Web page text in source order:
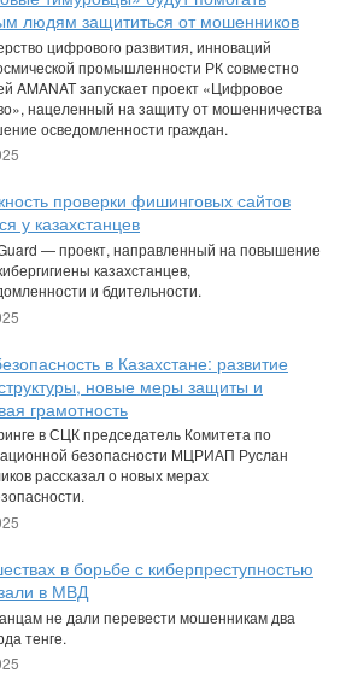
людям защититься от мошенников
цифрового развития, инноваций
промышленности РК совместно
AMANAT запускает проект «Цифровое
нацеленный на защиту от мошенничества
осведомленности граждан.
проверки фишинговых сайтов
у казахстанцев
— проект, направленный на повышение
казахстанцев,
и бдительности.
в Казахстане: развитие
новые меры защиты и
грамотность
в СЦК председатель Комитета по
безопасности МЦРИАП Руслан
рассказал о новых мерах
в борьбе с киберпреступностью
в МВД
не дали перевести мошенникам два
тенге.